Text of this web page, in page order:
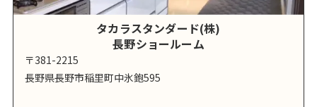
タカラスタンダード(株)
長野ショールーム
〒381-2215
長野県長野市稲里町中氷鉋595